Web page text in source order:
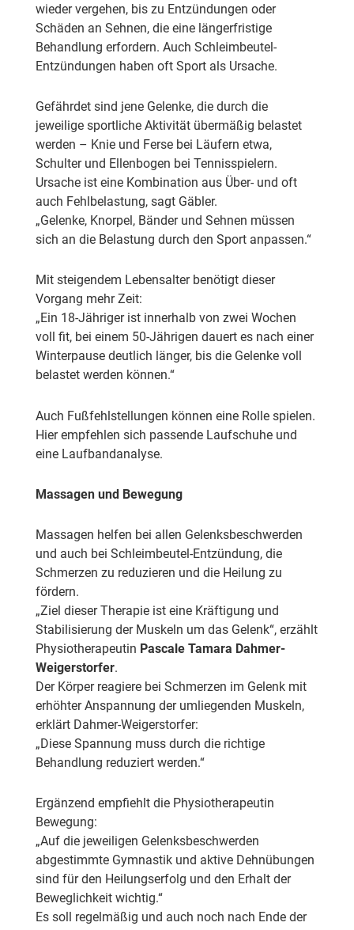
wieder vergehen, bis zu Entzündungen oder
Schäden an Sehnen, die eine längerfristige
Behandlung erfordern. Auch Schleimbeutel-
Entzündungen haben oft Sport als Ursache.
Gefährdet sind jene Gelenke, die durch die
jeweilige sportliche Aktivität übermäßig belastet
werden – Knie und Ferse bei Läufern etwa,
Schulter und Ellenbogen bei Tennisspielern.
Ursache ist eine Kombination aus Über- und oft
auch Fehlbelastung, sagt Gäbler.
„Gelenke, Knorpel, Bänder und Sehnen müssen
sich an die Belastung durch den Sport anpassen.“
Mit steigendem Lebensalter benötigt dieser
Vorgang mehr Zeit:
„Ein 18-Jähriger ist innerhalb von zwei Wochen
voll fit, bei einem 50-Jährigen dauert es nach einer
Winterpause deutlich länger, bis die Gelenke voll
belastet werden können.“
Auch Fußfehlstellungen können eine Rolle spielen.
Hier empfehlen sich passende Laufschuhe und
eine Laufbandanalyse.
Massagen und Bewegung
Massagen helfen bei allen Gelenksbeschwerden
und auch bei Schleimbeutel-Entzündung, die
Schmerzen zu reduzieren und die Heilung zu
fördern.
„Ziel dieser Therapie ist eine Kräftigung und
Stabilisierung der Muskeln um das Gelenk“, erzählt
Physiotherapeutin Pascale Tamara Dahmer-
Weigerstorfer.
Der Körper reagiere bei Schmerzen im Gelenk mit
erhöhter Anspannung der umliegenden Muskeln,
erklärt Dahmer-Weigerstorfer:
„Diese Spannung muss durch die richtige
Behandlung reduziert werden.“
Ergänzend empfiehlt die Physiotherapeutin
Bewegung:
„Auf die jeweiligen Gelenksbeschwerden
abgestimmte Gymnastik und aktive Dehnübungen
sind für den Heilungserfolg und den Erhalt der
Beweglichkeit wichtig.“
Es soll regelmäßig und auch noch nach Ende der